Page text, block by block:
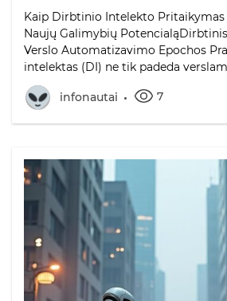
Kaip Dirbtinio Intelekto Pritaikymas
Naujų Galimybių
Verslo Automatizavimo Epochos
intelektas (DI) ne tik padeda
infonautai 7